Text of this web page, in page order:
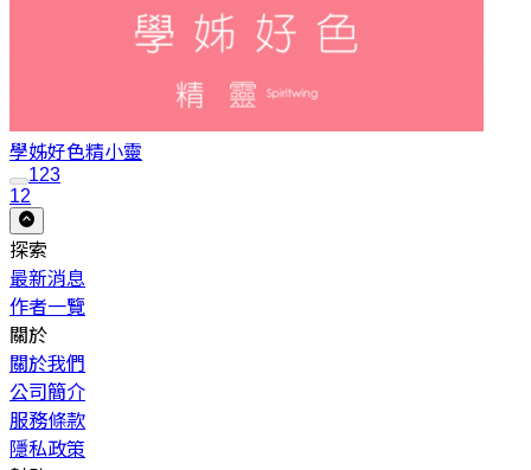
學姊好色精小靈
123
12
探索
最新消息
作者一覽
關於
關於我們
公司簡介
服務條款
隱私政策